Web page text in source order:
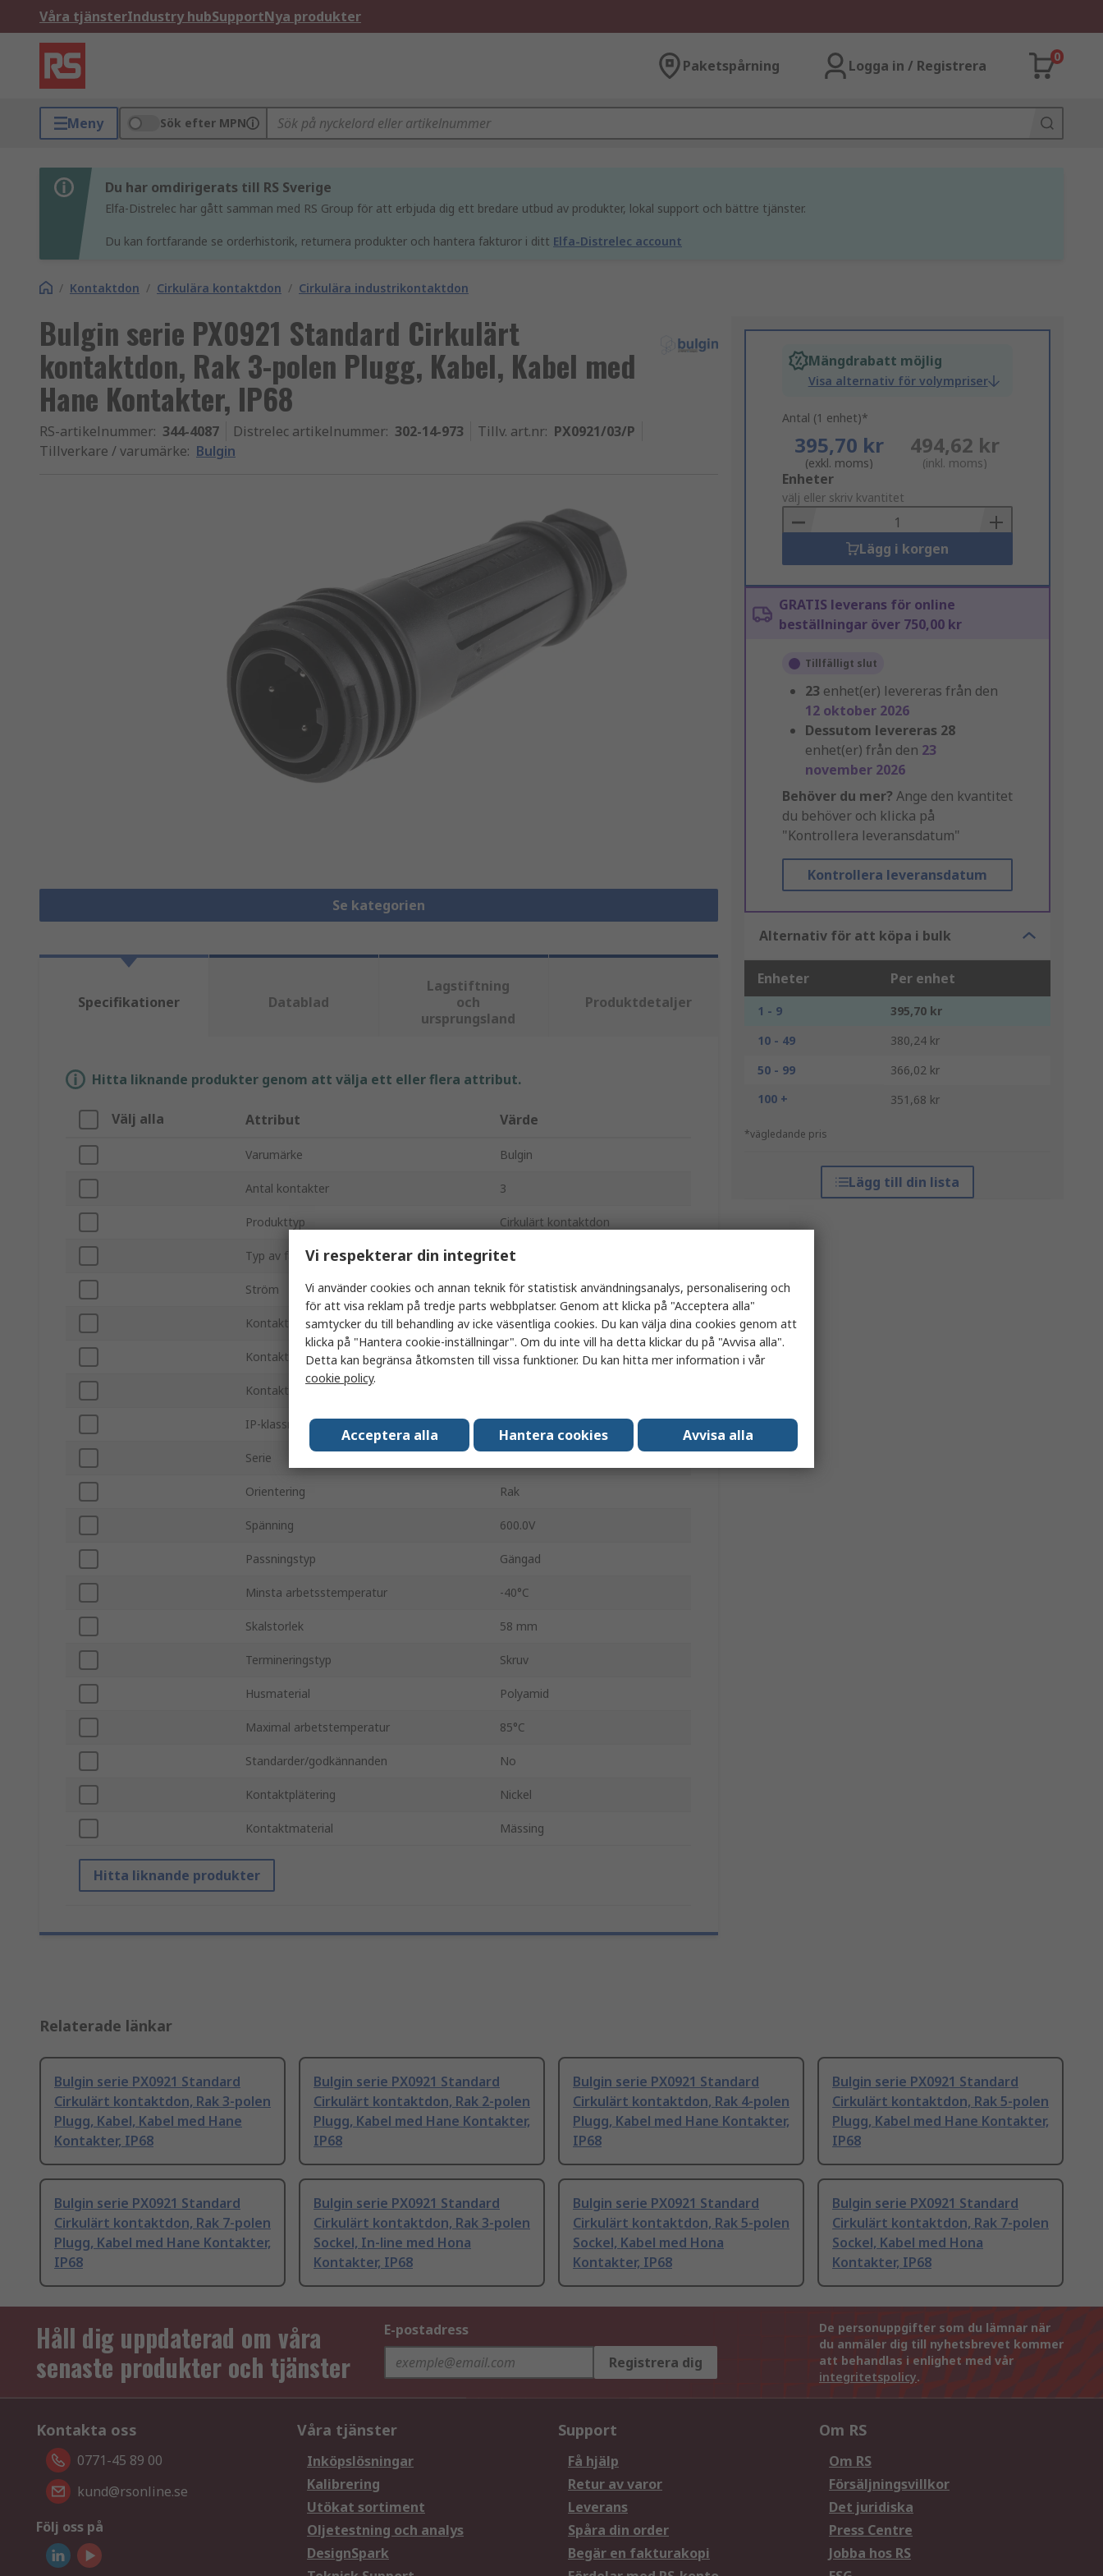
Våra tjänsterIndustry hubSupportNya produkter
Paketspårning Logga in / Registrera
0
Meny Sök efter MPN
Du har omdirigerats till RS Sverige
Elfa-Distrelec har gått samman med RS Group för att erbjuda dig ett bredare utbud av produkter, lokal support och bättre tjänster.
Du kan fortfarande se orderhistorik, returnera produkter och hantera fakturor i ditt Elfa-Distrelec account
/ Kontaktdon / Cirkulära kontaktdon / Cirkulära industrikontaktdon
Bulgin serie PX0921 Standard Cirkulärt
kontaktdon, Rak 3-polen Plugg, Kabel, Kabel med
Hane Kontakter, IP68
RS-artikelnummer: 344-4087 Distrelec artikelnummer: 302-14-973 Tillv. art.nr: PX0921/03/P
Tillverkare / varumärke: Bulgin
Se kategorien
Mängdrabatt möjlig
Visa alternativ för volympriser
Antal (1 enhet)*
395,70 kr
(exkl. moms)
494,62 kr
(inkl. moms)
Add
to
Basket
Enheter
välj eller skriv kvantitet
Lägg i korgen
GRATIS leverans för online
beställningar över 750,00 kr
Tillfälligt slut
23 enhet(er) levereras från den
12 oktober 2026
Dessutom levereras 28
enhet(er) från den 23
november 2026
Behöver du mer? Ange den kvantitet
du behöver och klicka på
"Kontrollera leveransdatum"
Kontrollera leveransdatum
Alternativ för att köpa i bulk
Enheter Per enhet
1 - 9
395,70 kr
10 - 49
380,24 kr
50 - 99
366,02 kr
100 +
351,68 kr
*vägledande pris
Lägg till din lista
Specifikationer Datablad
Lagstiftning
och
ursprungsland
Produktdetaljer
Hitta liknande produkter genom att välja ett eller flera attribut.
Välj alla Attribut Värde
Varumärke Bulgin
Antal kontakter 3
Produkttyp Cirkulärt kontaktdon
Typ av fäste Kabel, Kabel
Ström 32A
Kontaktdonstorlek Standard
Kontakt/uttag Plugg
Kontakthane/hona
IP-klassning
Serie
Orientering Rak
Spänning 600.0V
Passningstyp Gängad
Minsta arbetsstemperatur -40°C
Skalstorlek 58 mm
Termineringstyp Skruv
Husmaterial Polyamid
Maximal arbetstemperatur 85°C
Standarder/godkännanden No
Kontaktplätering Nickel
Kontaktmaterial Mässing
Hitta liknande produkter
Relaterade länkar
Bulgin serie PX0921 Standard
Cirkulärt kontaktdon, Rak 3-polen
Plugg, Kabel, Kabel med Hane
Kontakter, IP68
Bulgin serie PX0921 Standard
Cirkulärt kontaktdon, Rak 2-polen
Plugg, Kabel med Hane Kontakter,
IP68
Bulgin serie PX0921 Standard
Cirkulärt kontaktdon, Rak 4-polen
Plugg, Kabel med Hane Kontakter,
IP68
Bulgin serie PX0921 Standard
Cirkulärt kontaktdon, Rak 5-polen
Plugg, Kabel med Hane Kontakter,
IP68
Bulgin serie PX0921 Standard
Cirkulärt kontaktdon, Rak 7-polen
Plugg, Kabel med Hane Kontakter,
IP68
Bulgin serie PX0921 Standard
Cirkulärt kontaktdon, Rak 3-polen
Sockel, In-line med Hona
Kontakter, IP68
Bulgin serie PX0921 Standard
Cirkulärt kontaktdon, Rak 5-polen
Sockel, Kabel med Hona
Kontakter, IP68
Bulgin serie PX0921 Standard
Cirkulärt kontaktdon, Rak 7-polen
Sockel, Kabel med Hona
Kontakter, IP68
Håll dig uppdaterad om våra
senaste produkter och tjänster
E-postadress
Registrera dig
De personuppgifter som du lämnar när
du anmäler dig till nyhetsbrevet kommer
att behandlas i enlighet med vår
integritetspolicy.
Kontakta oss
0771-45 89 00
kund@rsonline.se
Följ oss på
Våra tjänster
Inköpslösningar
Kalibrering
Utökat sortiment
Oljetestning och analys
DesignSpark
Support
Få hjälp
Retur av varor
Leverans
Spåra din order
Begär en fakturakopi
Om RS
Om RS
Försäljningsvillkor
Det juridiska
Press Centre
Jobba hos RS
Vi respekterar din integritet
Vi använder cookies och annan teknik för statistisk användningsanalys, personalisering och
för att visa reklam på tredje parts webbplatser. Genom att klicka på "Acceptera alla"
samtycker du till behandling av icke väsentliga cookies. Du kan välja dina cookies genom att
klicka på "Hantera cookie-inställningar". Om du inte vill ha detta klickar du på "Avvisa alla".
Detta kan begränsa åtkomsten till vissa funktioner. Du kan hitta mer information i vår
cookie policy.
Acceptera alla Hantera cookies Avvisa alla